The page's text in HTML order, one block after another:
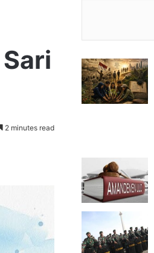
2 minutes read